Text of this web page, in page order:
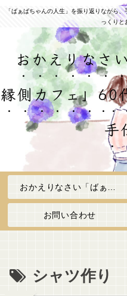
「ばぁばちゃんの人生」を振り返りながら
っくりと
おかえりなさ
縁側カフェ」60
手
お問い合わせ
シャツ作り